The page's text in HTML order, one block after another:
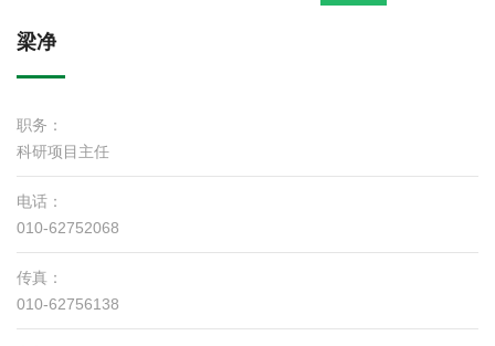
梁净
职务：
科研项目主任
电话：
010-62752068
传真：
010-62756138